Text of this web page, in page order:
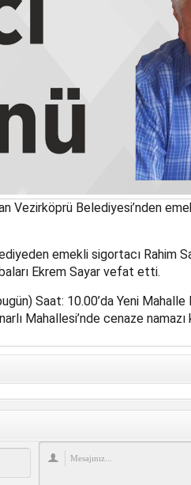
Vezirköprü Belediyesi’nden
emekli sigortacı Rahim
Ekrem Sayar vefat etti.
Saat: 10.00’da Yeni
Mahallesi’nde cenaze namazı